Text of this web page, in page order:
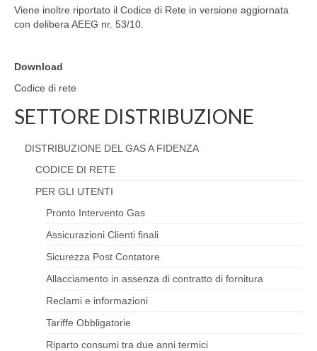
Viene inoltre riportato il Codice di Rete in versione aggiornata
con delibera AEEG nr. 53/10.
Download
Codice di rete
SETTORE DISTRIBUZIONE
DISTRIBUZIONE DEL GAS A FIDENZA
CODICE DI RETE
PER GLI UTENTI
Pronto Intervento Gas
Assicurazioni Clienti finali
Sicurezza Post Contatore
Allacciamento in assenza di contratto di fornitura
Reclami e informazioni
Tariffe Obbligatorie
Riparto consumi tra due anni termici